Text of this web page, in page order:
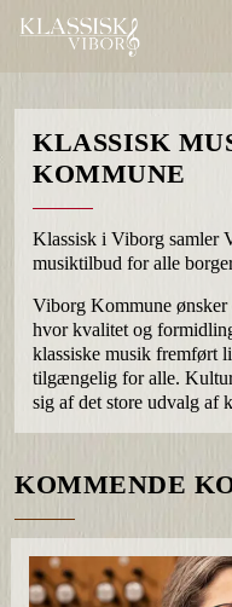
KLASSISK
KOMMUNE
Klassisk i Viborg samler
musiktilbud for alle
Viborg Kommune
hvor kvalitet og
klassiske musik fremført
tilgængelig for alle.
sig af det store udvalg af
KOMMENDE